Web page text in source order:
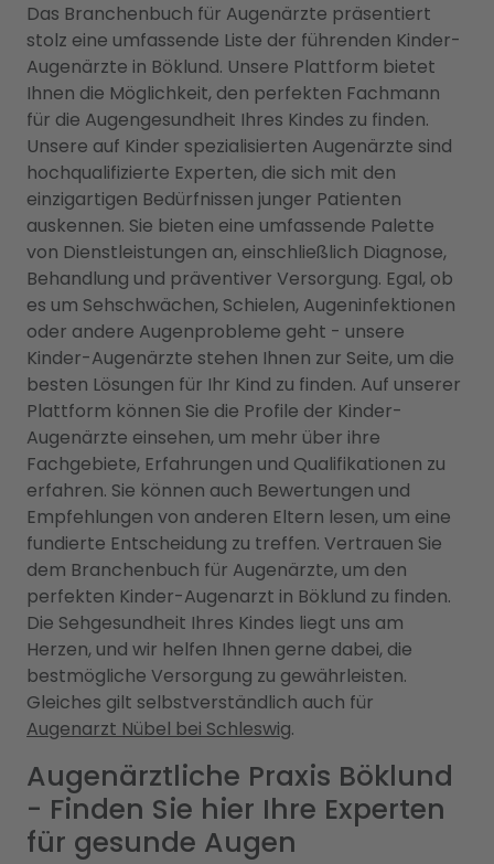
Das Branchenbuch für Augenärzte präsentiert
stolz eine umfassende Liste der führenden Kinder-
Augenärzte in Böklund. Unsere Plattform bietet
Ihnen die Möglichkeit, den perfekten Fachmann
für die Augengesundheit Ihres Kindes zu finden.
Unsere auf Kinder spezialisierten Augenärzte sind
hochqualifizierte Experten, die sich mit den
einzigartigen Bedürfnissen junger Patienten
auskennen. Sie bieten eine umfassende Palette
von Dienstleistungen an, einschließlich Diagnose,
Behandlung und präventiver Versorgung. Egal, ob
es um Sehschwächen, Schielen, Augeninfektionen
oder andere Augenprobleme geht - unsere
Kinder-Augenärzte stehen Ihnen zur Seite, um die
besten Lösungen für Ihr Kind zu finden. Auf unserer
Plattform können Sie die Profile der Kinder-
Augenärzte einsehen, um mehr über ihre
Fachgebiete, Erfahrungen und Qualifikationen zu
erfahren. Sie können auch Bewertungen und
Empfehlungen von anderen Eltern lesen, um eine
fundierte Entscheidung zu treffen. Vertrauen Sie
dem Branchenbuch für Augenärzte, um den
perfekten Kinder-Augenarzt in Böklund zu finden.
Die Sehgesundheit Ihres Kindes liegt uns am
Herzen, und wir helfen Ihnen gerne dabei, die
bestmögliche Versorgung zu gewährleisten.
Gleiches gilt selbstverständlich auch für
Augenarzt Nübel bei Schleswig.
Augenärztliche Praxis Böklund
- Finden Sie hier Ihre Experten
für gesunde Augen